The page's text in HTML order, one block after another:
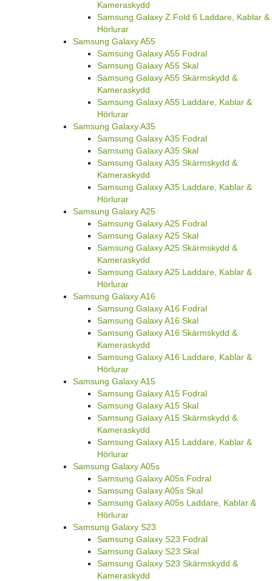
Kameraskydd
Samsung Galaxy Z Fold 6 Laddare, Kablar &
Hörlurar
Samsung Galaxy A55
Samsung Galaxy A55 Fodral
Samsung Galaxy A55 Skal
Samsung Galaxy A55 Skärmskydd &
Kameraskydd
Samsung Galaxy A55 Laddare, Kablar &
Hörlurar
Samsung Galaxy A35
Samsung Galaxy A35 Fodral
Samsung Galaxy A35 Skal
Samsung Galaxy A35 Skärmskydd &
Kameraskydd
Samsung Galaxy A35 Laddare, Kablar &
Hörlurar
Samsung Galaxy A25
Samsung Galaxy A25 Fodral
Samsung Galaxy A25 Skal
Samsung Galaxy A25 Skärmskydd &
Kameraskydd
Samsung Galaxy A25 Laddare, Kablar &
Hörlurar
Samsung Galaxy A16
Samsung Galaxy A16 Fodral
Samsung Galaxy A16 Skal
Samsung Galaxy A16 Skärmskydd &
Kameraskydd
Samsung Galaxy A16 Laddare, Kablar &
Hörlurar
Samsung Galaxy A15
Samsung Galaxy A15 Fodral
Samsung Galaxy A15 Skal
Samsung Galaxy A15 Skärmskydd &
Kameraskydd
Samsung Galaxy A15 Laddare, Kablar &
Hörlurar
Samsung Galaxy A05s
Samsung Galaxy A05s Fodral
Samsung Galaxy A05s Skal
Samsung Galaxy A05s Laddare, Kablar &
Hörlurar
Samsung Galaxy S23
Samsung Galaxy S23 Fodral
Samsung Galaxy S23 Skal
Samsung Galaxy S23 Skärmskydd &
Kameraskydd